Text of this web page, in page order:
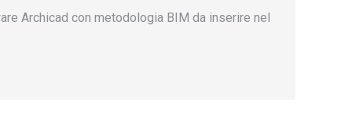
Archicad con metodologia BIM da inserire nel